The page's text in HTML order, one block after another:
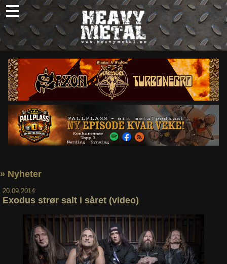
Skip
to
content
Nyheter
Omtaler
Intervjuer
Om oss
Abonner
Søk
» Nyheter
20.09.2014:
Exodus strør salt i såret (video)